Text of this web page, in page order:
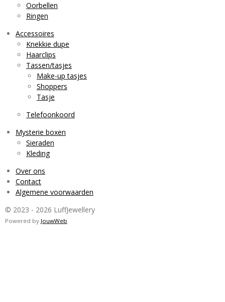
Oorbellen
Ringen
Accessoires
Knekkie dupe
Haarclips
Tassen/tasjes
Make-up tasjes
Shoppers
Tasje
Telefoonkoord
Mysterie boxen
Sieraden
Kleding
Over ons
Contact
Algemene voorwaarden
© 2023 - 2026 LuffJewellery
Powered by JouwWeb